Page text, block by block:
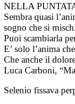
NELLA
Sembra quasi
sogno che si
Puoi scambiarla
E’ solo l’anima
Che anche il
Luca Carboni,
Selenio fissava